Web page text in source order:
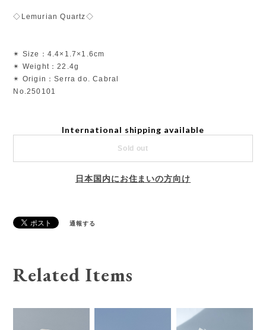
◇Lemurian Quartz◇
✴︎ Size：4.4×1.7×1.6cm
✴︎ Weight：22.4g
✴︎ Origin：Serra do. Cabral
No.250101
International shipping available
Sold out
日本国内にお住まいの方向け
通報する
Related Items